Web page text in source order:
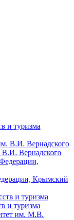
и туризма
Вернадского
Крымский
и туризма